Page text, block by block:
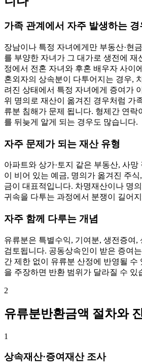
가족 관계에서 자주 발생하는 경
장남이나 특정 자녀에게만 부동산·현
를 부양한 자녀가 그 대가로 생전에 재
정에서 전혼 자녀와 후혼 배우자 사이
혼외자의 상속분이 다투어지는 경우,
려진 상태에서 특정 자녀에게 증여가
위 명의로 재산이 옮겨진 경우처럼 가
류분 침해가 문제 됩니다. 형제간 연락
를 뒤늦게 알게 되는 경우도 많습니다.
자주 문제가 되는 재산 유형
아파트와 상가·토지 같은 부동산, 사망
이 비어 있는 예금, 명의가 옮겨진 주
금이 대표적입니다. 차명재산이나 명
귀속을 다투는 과정에서 분쟁이 길어
자주 함께 다루는 개념
유류분은 특별수익, 기여분, 생전증여,
검토됩니다. 공동상속인이 받은 증여
간 제한 없이 유류분 산정에 반영될 수
을 주장하면 반환 범위가 달라질 수 있
2
유류분반환금액 절차와
1
상속재산·증여재산 조사